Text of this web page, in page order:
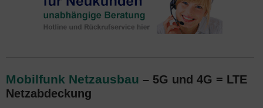
Mobilfunk Netzausbau – 5G und 4G = LTE
Netzabdeckung